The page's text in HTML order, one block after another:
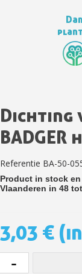
Je
Deel
Dichting
BADGER
Referentie BA-50-
Product in stock
Vlaanderen in 48
3,03 €
-